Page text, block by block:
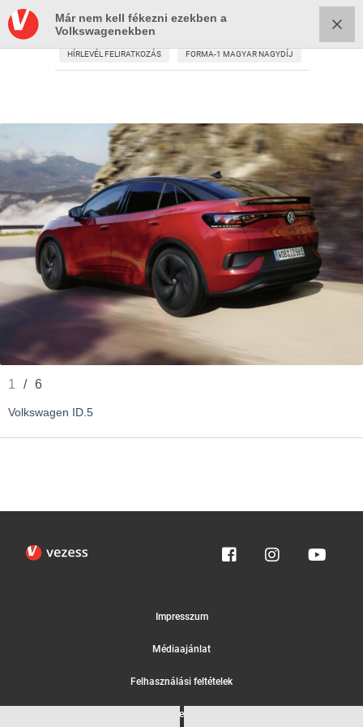
HÍRLEVÉL FELIRATKOZÁS FORMA-1 MAGYAR NAGYDÍJ
Már nem kell fékezni ezekben a
Volkswagenekben
1 / 6
Volkswagen ID.5
Impresszum
Médiaajánlat
Felhasználási feltételek
Egyedi adatkezelési tájékoztató